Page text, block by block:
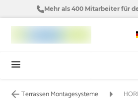
Mehr als 400 Mitarbeiter für
Terrassen Montagesysteme